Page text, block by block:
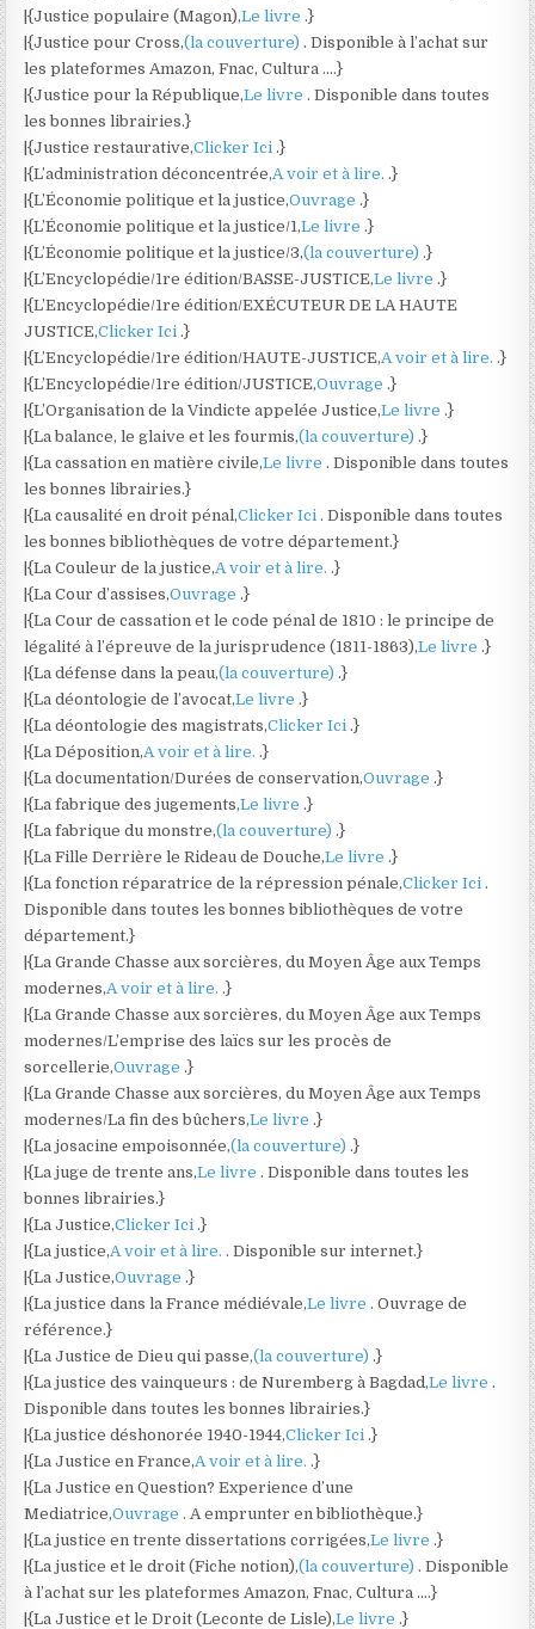
|{Justice populaire (Magon),Le livre.}
|{Justice pour Cross,(la couverture). Disponible à l’achat sur
les plateformes Amazon, Fnac, Cultura ….}
|{Justice pour la République,Le livre. Disponible dans toutes
les bonnes librairies.}
|{Justice restaurative,Clicker Ici.}
|{L’administration déconcentrée,A voir et à lire..}
|{L’Économie politique et la justice,Ouvrage.}
|{L’Économie politique et la justice/1,Le livre.}
|{L’Économie politique et la justice/3,(la couverture).}
|{L’Encyclopédie/1re édition/BASSE-JUSTICE,Le livre.}
|{L’Encyclopédie/1re édition/EXÉCUTEUR DE LA HAUTE
JUSTICE,Clicker Ici.}
|{L’Encyclopédie/1re édition/HAUTE-JUSTICE,A voir et à lire..}
|{L’Encyclopédie/1re édition/JUSTICE,Ouvrage.}
|{L’Organisation de la Vindicte appelée Justice,Le livre.}
|{La balance, le glaive et les fourmis,(la couverture).}
|{La cassation en matière civile,Le livre. Disponible dans toutes
les bonnes librairies.}
|{La causalité en droit pénal,Clicker Ici. Disponible dans toutes
les bonnes bibliothèques de votre département.}
|{La Couleur de la justice,A voir et à lire..}
|{La Cour d’assises,Ouvrage.}
|{La Cour de cassation et le code pénal de 1810 : le principe de
légalité à l’épreuve de la jurisprudence (1811-1863),Le livre.}
|{La défense dans la peau,(la couverture).}
|{La déontologie de l’avocat,Le livre.}
|{La déontologie des magistrats,Clicker Ici.}
|{La Déposition,A voir et à lire..}
|{La documentation/Durées de conservation,Ouvrage.}
|{La fabrique des jugements,Le livre.}
|{La fabrique du monstre,(la couverture).}
|{La Fille Derrière le Rideau de Douche,Le livre.}
|{La fonction réparatrice de la répression pénale,Clicker Ici.
Disponible dans toutes les bonnes bibliothèques de votre
département.}
|{La Grande Chasse aux sorcières, du Moyen Âge aux Temps
modernes,A voir et à lire..}
|{La Grande Chasse aux sorcières, du Moyen Âge aux Temps
modernes/L’emprise des laïcs sur les procès de
sorcellerie,Ouvrage.}
|{La Grande Chasse aux sorcières, du Moyen Âge aux Temps
modernes/La fin des bûchers,Le livre.}
|{La josacine empoisonnée,(la couverture).}
|{La juge de trente ans,Le livre. Disponible dans toutes les
bonnes librairies.}
|{La Justice,Clicker Ici.}
|{La justice,A voir et à lire.. Disponible sur internet.}
|{La Justice,Ouvrage.}
|{La justice dans la France médiévale,Le livre. Ouvrage de
référence.}
|{La Justice de Dieu qui passe,(la couverture).}
|{La justice des vainqueurs : de Nuremberg à Bagdad,Le livre.
Disponible dans toutes les bonnes librairies.}
|{La justice déshonorée 1940-1944,Clicker Ici.}
|{La Justice en France,A voir et à lire..}
|{La Justice en Question? Experience d’une
Mediatrice,Ouvrage. A emprunter en bibliothèque.}
|{La justice en trente dissertations corrigées,Le livre.}
|{La justice et le droit (Fiche notion),(la couverture). Disponible
à l’achat sur les plateformes Amazon, Fnac, Cultura ….}
|{La Justice et le Droit (Leconte de Lisle),Le livre.}